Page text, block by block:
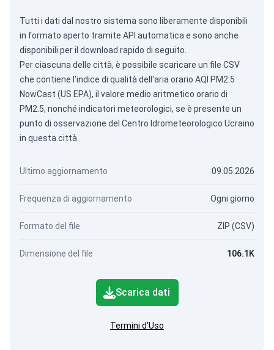
Tutti i dati dal nostro sistema sono liberamente disponibili
in formato aperto tramite API automatica e sono anche
disponibili per il download rapido di seguito.
Per ciascuna delle città, è possibile scaricare un file CSV
che contiene l'indice di qualità dell'aria orario AQI PM2.5
NowCast (US EPA), il valore medio aritmetico orario di
PM2.5, nonché indicatori meteorologici, se è presente un
punto di osservazione del Centro Idrometeorologico Ucraino
in questa città.
Ultimo aggiornamento 09.05.2026
Frequenza di aggiornamento Ogni giorno
Formato del file ZIP (CSV)
Dimensione del file 106.1K
Scarica dati
Termini d'Uso